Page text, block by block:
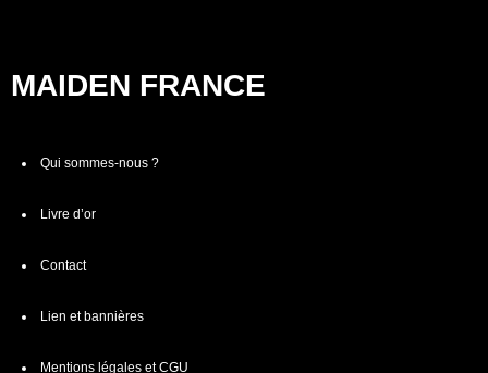
MAIDEN FRANCE
Qui sommes-nous ?
Livre d’or
Contact
Lien et bannières
Mentions légales et CGU